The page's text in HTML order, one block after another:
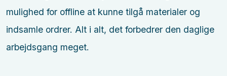
mulighed for offline at kunne tilgå materialer og
indsamle ordrer. Alt i alt, det forbedrer den daglige
arbejdsgang meget.